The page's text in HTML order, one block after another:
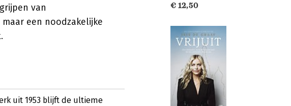
van
een noodzakelijke
uit 1953 blijft de ultieme
€ 12,50